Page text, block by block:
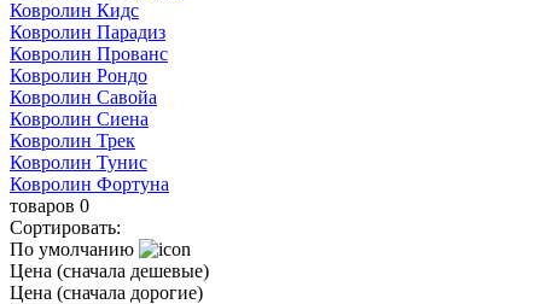
Ковролин Кидс
Ковролин Парадиз
Ковролин Прованс
Ковролин Рондо
Ковролин Савойа
Ковролин Сиена
Ковролин Трек
Ковролин Тунис
Ковролин Фортуна
товаров 0
Сортировать:
По умолчанию
Цена (сначала дешевые)
Цена (сначала дорогие)